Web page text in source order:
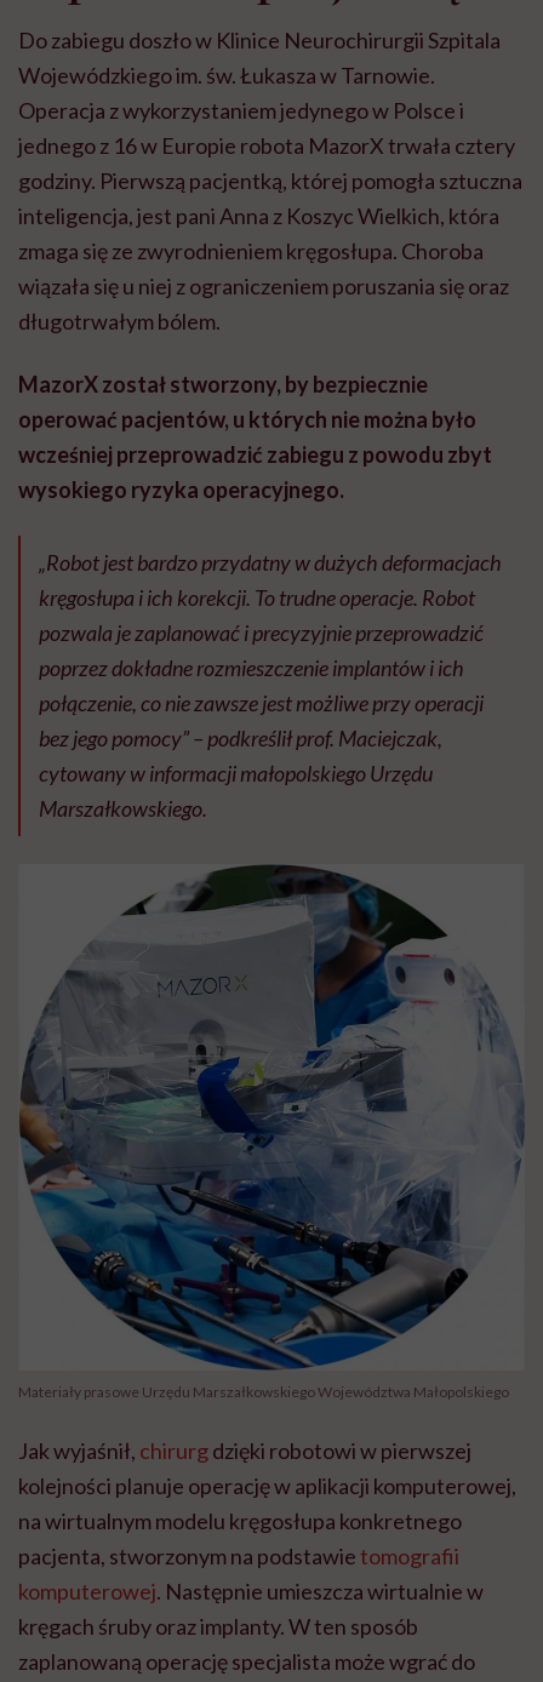
Do zabiegu doszło w Klinice Neurochirurgii Szpitala
Wojewódzkiego im. św. Łukasza w Tarnowie.
Operacja z wykorzystaniem jedynego w Polsce i
jednego z 16 w Europie robota MazorX trwała cztery
godziny. Pierwszą pacjentką, której pomogła sztuczna
inteligencja, jest pani Anna z Koszyc Wielkich, która
zmaga się ze zwyrodnieniem kręgosłupa. Choroba
wiązała się u niej z ograniczeniem poruszania się oraz
długotrwałym bólem.
MazorX został stworzony, by bezpiecznie
operować pacjentów, u których nie można było
wcześniej przeprowadzić zabiegu z powodu zbyt
wysokiego ryzyka operacyjnego.
„Robot jest bardzo przydatny w dużych deformacjach
kręgosłupa i ich korekcji. To trudne operacje. Robot
pozwala je zaplanować i precyzyjnie przeprowadzić
poprzez dokładne rozmieszczenie implantów i ich
połączenie, co nie zawsze jest możliwe przy operacji
bez jego pomocy” – podkreślił prof. Maciejczak,
cytowany w informacji małopolskiego Urzędu
Marszałkowskiego.
Materiały prasowe Urzędu Marszałkowskiego Województwa Małopolskiego
Jak wyjaśnił, chirurgdzięki robotowi w pierwszej
kolejności planuje operację w aplikacji komputerowej,
na wirtualnym modelu kręgosłupa konkretnego
pacjenta, stworzonym na podstawietomografii
komputerowej. Następnie umieszcza wirtualnie w
kręgach śruby oraz implanty. W ten sposób
zaplanowaną operację specjalista może wgrać do